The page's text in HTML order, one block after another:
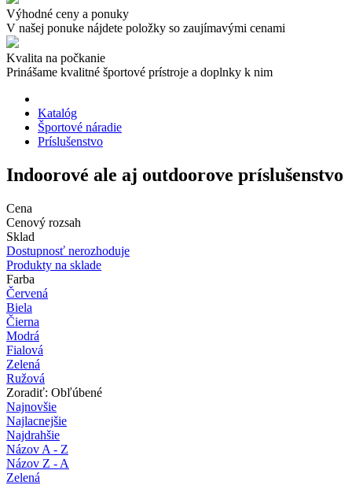
Výhodné ceny a ponuky
V našej ponuke nájdete položky so zaujímavými cenami
Kvalita na počkanie
Prinášame kvalitné športové prístroje a doplnky k nim
Katalóg
Športové náradie
Príslušenstvo
Indoorové ale aj outdoorove príslušenstvo
Cena
Cenový rozsah
Sklad
Dostupnosť nerozhoduje
Produkty na sklade
Farba
Červená
Biela
Čierna
Modrá
Fialová
Zelená
Ružová
Zoradiť: Obľúbené
Najnovšie
Najlacnejšie
Najdrahšie
Názov A - Z
Názov Z - A
Zelená